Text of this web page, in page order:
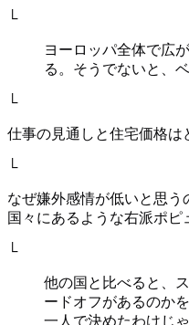
└
ヨーロッパ全体で広
る。そうでないと、
└
仕事の見通しと住宅価格は
└
なぜ嫌外感情が低いと思
国々にあるような右派ポピ
└
他の国と比べると、
ードオフがあるのか
一人で決めたわけじ